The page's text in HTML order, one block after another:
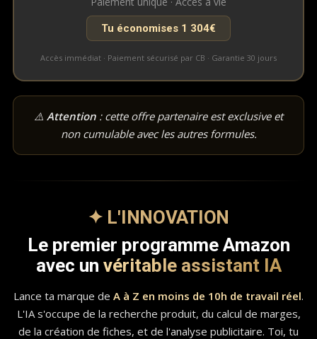
Tu économises 1 304€
Accès immédiat · Paiement sécurisé par CB · Garantie 30 jours
⚠️ Attention : cette offre partenaire est exclusive et
non cumulable avec les autres formules.
✦ L'INNOVATION
Le premier programme Amazon
avec un véritable assistant IA
Lance ta marque de A à Z en moins de 10h de travail réel.
L'IA s'occupe de la recherche produit, du calcul de marges,
de la création de fiches, et de l'analyse publicitaire. Toi, tu